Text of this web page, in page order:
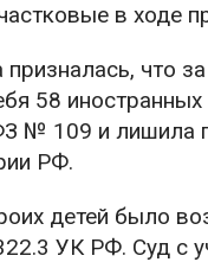
в ходе
что
58
№ 109 и лишила
РФ.
детей было
УК РФ. Суд с